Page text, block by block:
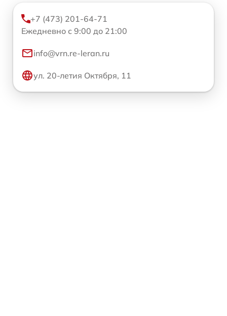
+7 (473) 201-64-71
Ежедневно с 9:00 до 21:00
info@vrn.re-leran.ru
ул. 20-летия Октября, 11